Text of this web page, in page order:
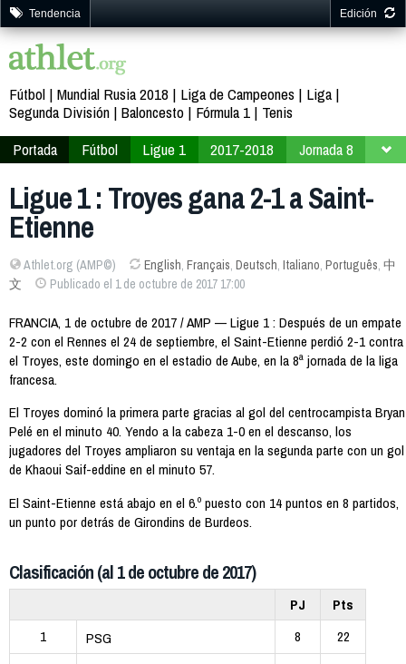
Tendencia Edición
Fútbol Mundial Rusia 2018 Liga de Campeones
Liga
Segunda División Baloncesto Fórmula 1
Tenis
Portada
Fútbol Ligue 1 2017-2018 Jornada 8
Ligue 1 : Troyes gana 2-1 a Saint-
Etienne
Athlet.org (AMP©) English, Français, Deutsch, Italiano, Português, 中
文
Publicado el 1 de octubre de 2017 17:00
FRANCIA, 1 de octubre de 2017 / AMP — Ligue 1 : Después de un empate
2-2 con el Rennes el 24 de septiembre, el Saint-Etienne perdió 2-1 contra
el Troyes, este domingo en el estadio de Aube, en la 8ª jornada de la liga
francesa.
El Troyes dominó la primera parte gracias al gol del centrocampista Bryan
Pelé en el minuto 40. Yendo a la cabeza 1-0 en el descanso, los
jugadores del Troyes ampliaron su ventaja en la segunda parte con un gol
de Khaoui Saif-eddine en el minuto 57.
El Saint-Etienne está abajo en el 6.º puesto con 14 puntos en 8 partidos,
un punto por detrás de Girondins de Burdeos.
Clasificación (al 1 de octubre de 2017)
PJ
Pts
1
PSG 8
22